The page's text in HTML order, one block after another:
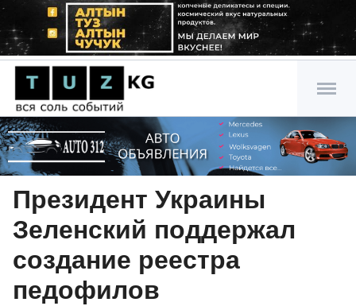
Президент Украины
Зеленский поддержал
создание реестра
педофилов